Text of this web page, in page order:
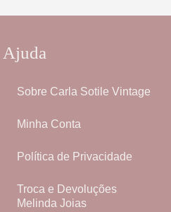
Ajuda
Sobre Carla Sotile Vintage
Minha Conta
Política de Privacidade
Troca e Devoluções
Melinda Joias